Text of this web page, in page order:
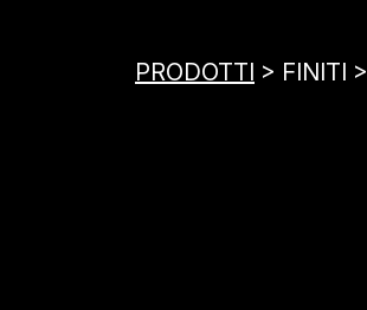
PRODOTTI > FINITI >